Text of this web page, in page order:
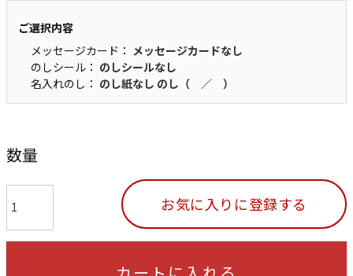
ご選択内容
メッセージカード： メッセージカードなし
のしシール： のしシールなし
名入れのし： のし紙なし のし（ ／ ）
数量
お気に入りに登録する